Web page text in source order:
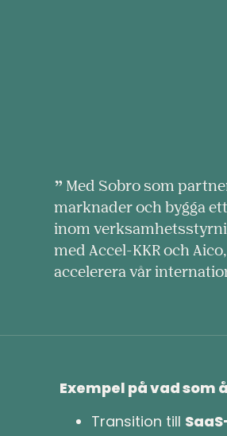
Med Sobro som
marknader och bygga
inom
med Accel-KKR och
accelerera vår
Exempel på vad
Transition till